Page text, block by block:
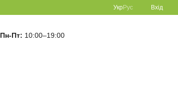
УкрРус Вхід
Пн-Пт: 10:00–19:00